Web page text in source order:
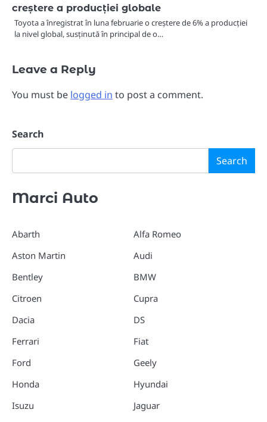
creștere a producției globale
Toyota a înregistrat în luna februarie o creștere de 6% a producției
la nivel global, susținută în principal de o…
Leave a Reply
You must be logged in to post a comment.
Search
Search
Marci Auto
Abarth
Aston Martin
Bentley
Citroen
Dacia
Ferrari
Ford
Honda
Isuzu
Alfa Romeo
Audi
BMW
Cupra
DS
Fiat
Geely
Hyundai
Jaguar